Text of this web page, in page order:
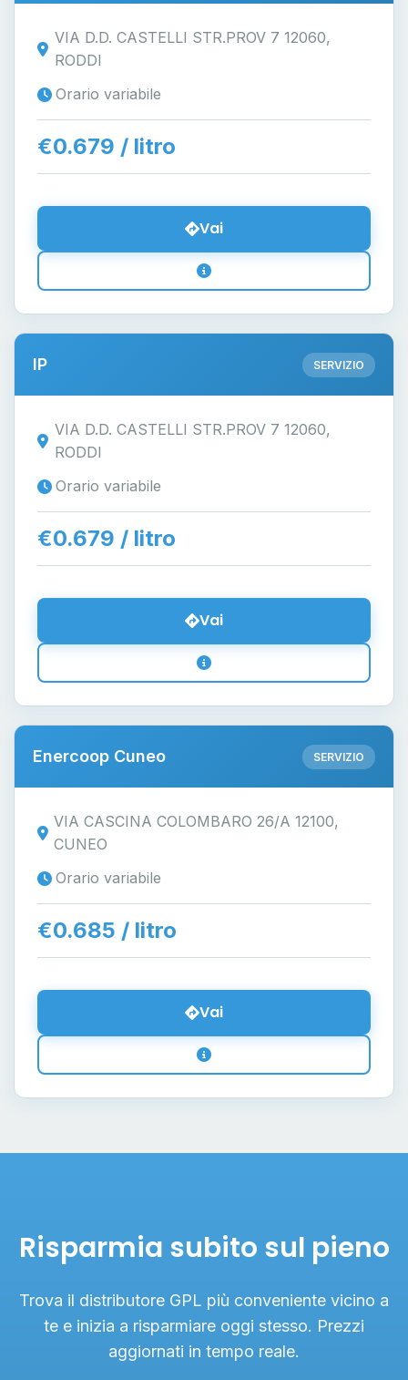
VIA D.D. CASTELLI STR.PROV 7 12060,
RODDI
Orario variabile
€0.679 / litro
Vai
IP SERVIZIO
VIA D.D. CASTELLI STR.PROV 7 12060,
RODDI
Orario variabile
€0.679 / litro
Vai
Enercoop Cuneo SERVIZIO
VIA CASCINA COLOMBARO 26/A 12100,
CUNEO
Orario variabile
€0.685 / litro
Vai
Risparmia subito sul pieno
Trova il distributore GPL più conveniente vicino a
te e inizia a risparmiare oggi stesso. Prezzi
aggiornati in tempo reale.